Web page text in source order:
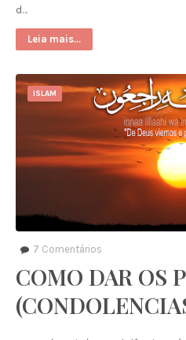
d…
Leia mais...
ISLAM
7 Comentários
COMO DAR OS